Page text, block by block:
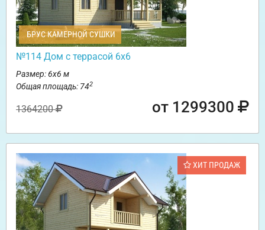
БРУС КАМЕРНОЙ СУШКИ
№114 Дом с террасой 6х6
Размер: 6х6 м
Общая площадь: 742
1364200 от 1299300
ХИТ ПРОДАЖ